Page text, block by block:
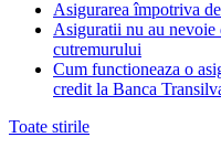
Asigurarea împotriva
Asiguratii nu au nevoie
cutremurului
Cum functioneaza o
credit la Banca
Toate stirile